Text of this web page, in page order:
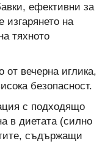
ефективни за
изгарянето на
тяхното
от вечерна иглика,
безопасност.
с подходящо
в диетата (силно
съдържащи